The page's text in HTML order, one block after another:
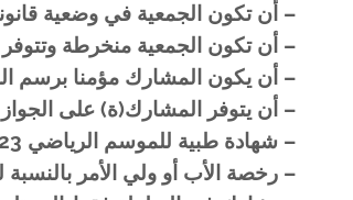
– أن تكون الجمعية في وضعية قانونية
– أن تكون الجمعية منخرطة وتتوفر على 40 رخصة تأمين برسم الموسم
– أن يكون المشارك مؤمنا برسم الموسم
– أن يتوفر المشارك(ة) على
– شهادة طبية للموسم الرياضي 2023-2024.
– رخصة الأب أو ولي الأمر بالنسبة